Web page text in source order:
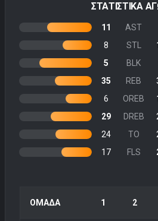
ΣΤΑΤΙΣΤΙΚΑ
11 AST
8
STL
5
BLK
35
REB
6
OREB
29
DREB
24
TO
17
FLS
ΟΜΑΔΑ 1 2